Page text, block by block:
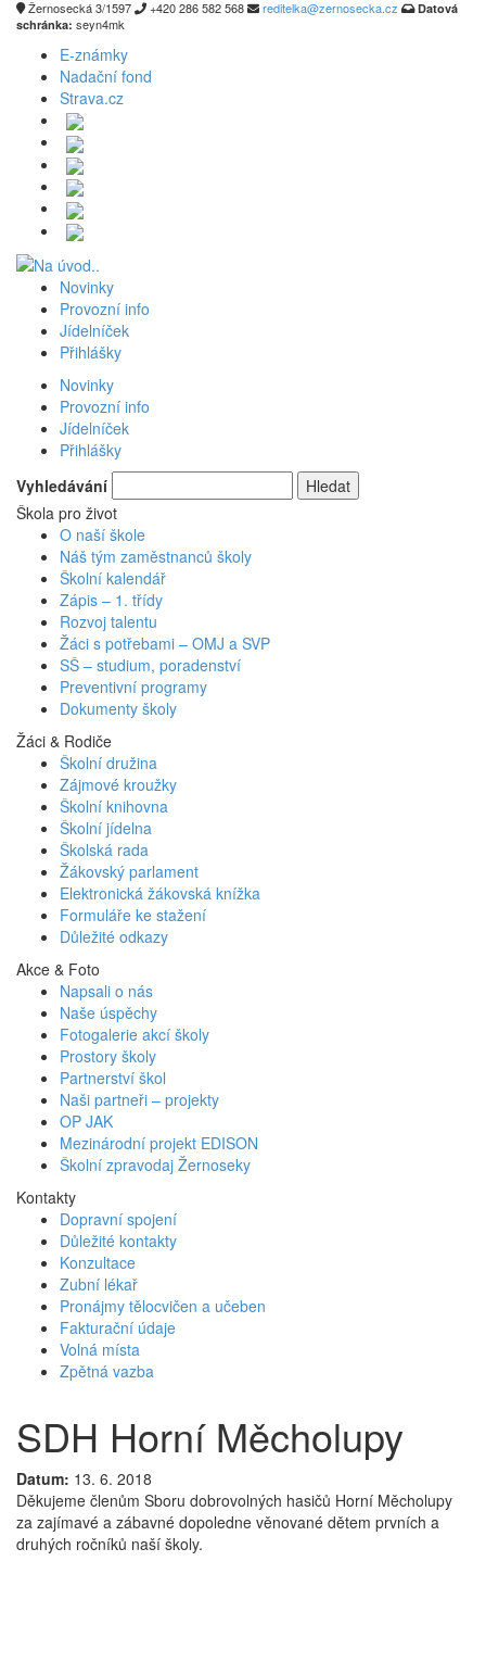
Žernosecká 3/1597 +420 286 582 568 reditelka@zernosecka.cz
Datová
schránka: seyn4mk
E-známky
Nadační fond
Strava.cz
Novinky
Provozní info
Jídelníček
Přihlášky
Novinky
Provozní info
Jídelníček
Přihlášky
Vyhledávání
Škola pro život
O naší škole
Náš tým zaměstnanců školy
Školní kalendář
Zápis – 1. třídy
Rozvoj talentu
Žáci s potřebami – OMJ a SVP
SŠ – studium, poradenství
Preventivní programy
Dokumenty školy
Žáci & Rodiče
Školní družina
Zájmové kroužky
Školní knihovna
Školní jídelna
Školská rada
Žákovský parlament
Elektronická žákovská knížka
Formuláře ke stažení
Důležité odkazy
Akce & Foto
Napsali o nás
Naše úspěchy
Fotogalerie akcí školy
Prostory školy
Partnerství škol
Naši partneři – projekty
OP JAK
Mezinárodní projekt EDISON
Školní zpravodaj Žernoseky
Kontakty
Dopravní spojení
Důležité kontakty
Konzultace
Zubní lékař
Pronájmy tělocvičen a učeben
Fakturační údaje
Volná místa
Zpětná vazba
SDH Horní Měcholupy
Datum: 13. 6. 2018
Děkujeme členům Sboru dobrovolných hasičů Horní Měcholupy
za zajímavé a zábavné dopoledne věnované dětem prvních a
druhých ročníků naší školy.